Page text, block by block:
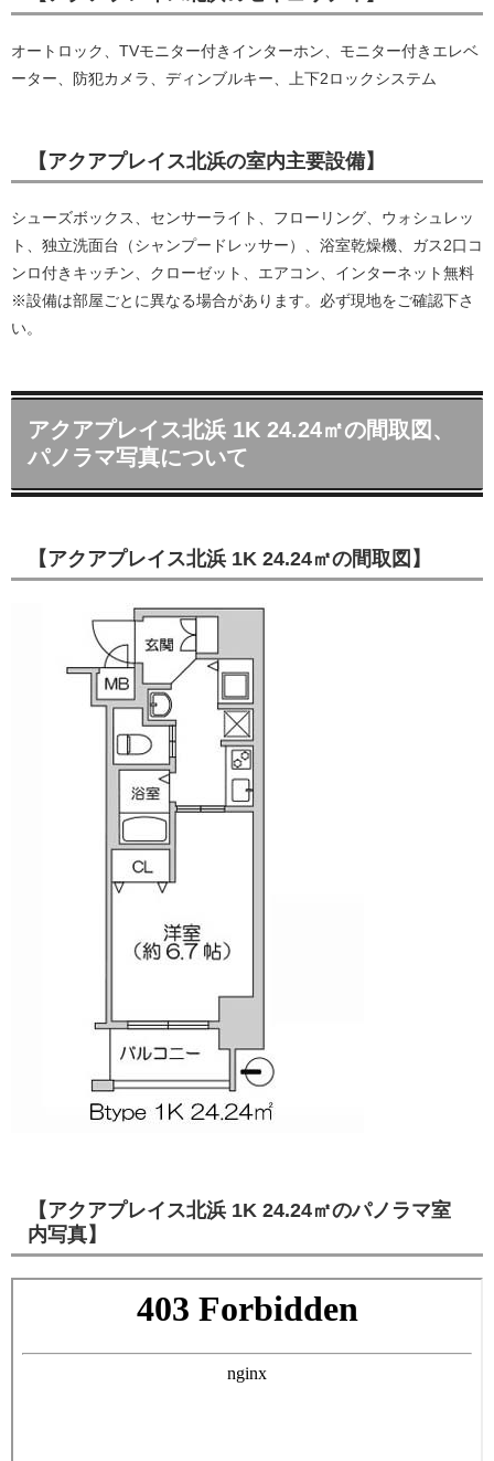
オートロック、TVモニター付きインターホン、モニター付きエレベ
ーター、防犯カメラ、ディンブルキー、上下2ロックシステム
【アクアプレイス北浜の室内主要設備】
シューズボックス、センサーライト、フローリング、ウォシュレッ
ト、独立洗面台（シャンプードレッサー）、浴室乾燥機、ガス2口コ
ンロ付きキッチン、クローゼット、エアコン、インターネット無料
※設備は部屋ごとに異なる場合があります。必ず現地をご確認下さ
い。
アクアプレイス北浜 1K 24.24㎡の間取図、
パノラマ写真について
【アクアプレイス北浜 1K 24.24㎡の間取図】
【アクアプレイス北浜 1K 24.24㎡のパノラマ室
内写真】